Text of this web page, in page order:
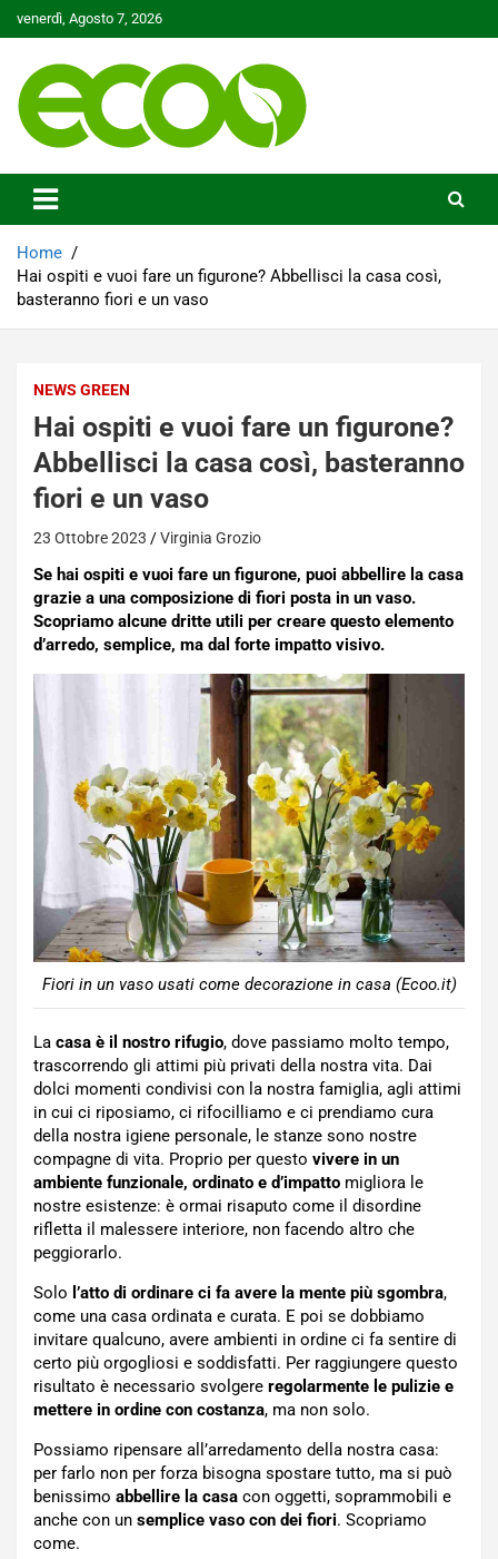
to
venerdì, Agosto 7, 2026
Ecoo.it
Home
Hai ospiti e vuoi fare un figurone? Abbellisci la casa così,
basteranno fiori e un vaso
NEWS GREEN
Hai ospiti e vuoi fare un figurone?
Abbellisci la casa così, basteranno
fiori e un vaso
23 Ottobre 2023 Virginia Grozio
Se hai ospiti e vuoi fare un figurone, puoi abbellire la casa
grazie a una composizione di fiori posta in un vaso.
Scopriamo alcune dritte utili per creare questo elemento
d’arredo, semplice, ma dal forte impatto visivo.
Fiori in un vaso usati come decorazione in casa (Ecoo.it)
La casa è il nostro rifugio, dove passiamo molto tempo,
trascorrendo gli attimi più privati della nostra vita. Dai
dolci momenti condivisi con la nostra famiglia, agli attimi
in cui ci riposiamo, ci rifocilliamo e ci prendiamo cura
della nostra igiene personale, le stanze sono nostre
compagne di vita. Proprio per questo vivere in un
ambiente funzionale, ordinato e d’impatto migliora le
nostre esistenze: è ormai risaputo come il disordine
rifletta il malessere interiore, non facendo altro che
peggiorarlo.
Solo l’atto di ordinare ci fa avere la mente più sgombra,
come una casa ordinata e curata. E poi se dobbiamo
invitare qualcuno, avere ambienti in ordine ci fa sentire di
certo più orgogliosi e soddisfatti. Per raggiungere questo
risultato è necessario svolgere regolarmente le pulizie e
mettere in ordine con costanza, ma non solo.
Possiamo ripensare all’arredamento della nostra casa:
per farlo non per forza bisogna spostare tutto, ma si può
benissimo abbellire la casa con oggetti, soprammobili e
anche con un semplice vaso con dei fiori. Scopriamo
come.